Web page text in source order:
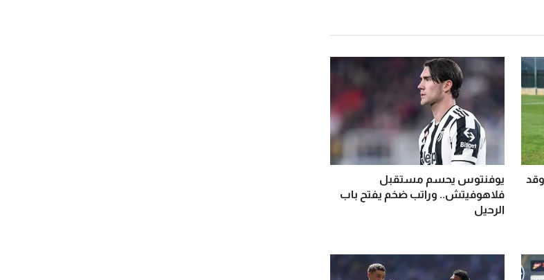
يوفنتوس يحسم مستقبل
فلاهوفيتش.. وراتب ضخم يفتح باب
الرحيل